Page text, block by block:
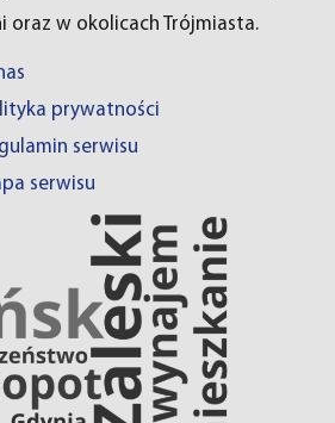
oraz w okolicach Trójmiasta.
prywatności
serwisu
serwisu